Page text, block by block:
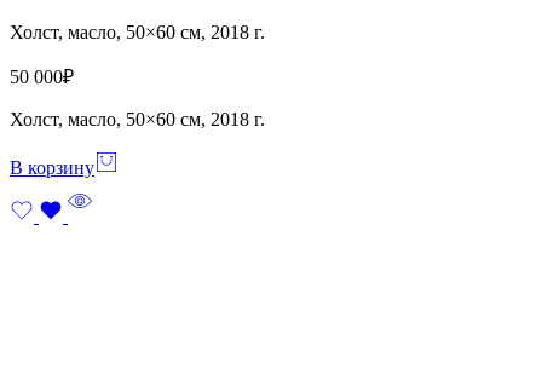
Холст, масло, 50×60 см, 2018 г.
50 000₽
Холст, масло, 50×60 см, 2018 г.
В корзину